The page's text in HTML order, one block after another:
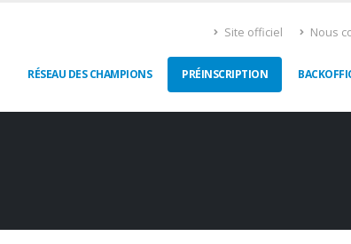
Site officiel Nous
RÉSEAU DES CHAMPIONS PRÉINSCRIPTION